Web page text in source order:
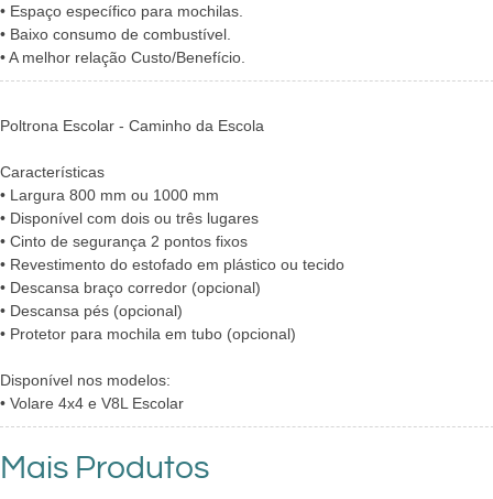
• Espaço específico para mochilas.
• Baixo consumo de combustível.
• A melhor relação Custo/Benefício.
Poltrona Escolar - Caminho da Escola
Características
• Largura 800 mm ou 1000 mm
• Disponível com dois ou três lugares
• Cinto de segurança 2 pontos fixos
• Revestimento do estofado em plástico ou tecido
• Descansa braço corredor (opcional)
• Descansa pés (opcional)
• Protetor para mochila em tubo (opcional)
Disponível nos modelos:
• Volare 4x4 e V8L Escolar
Mais Produtos